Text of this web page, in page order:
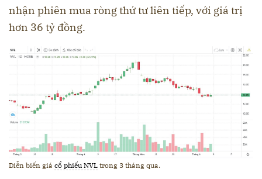
nhận phiên mua ròng thứ tư liên tiếp, với giá trị
hơn 36 tỷ đồng.
Diễn biến giá cổ phiếu NVL trong 3 tháng qua.